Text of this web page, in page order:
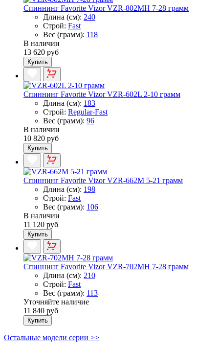
Спиннинг Favorite Vizor VZR-802MH 7-28 грамм
Длина (см): 240
Строй: Fast
Вес (грамм): 118
В наличии
13 620 руб
Купить
Спиннинг Favorite Vizor VZR-602L 2-10 грамм
Длина (см): 183
Строй: Regular-Fast
Вес (грамм): 96
В наличии
10 820 руб
Купить
Спиннинг Favorite Vizor VZR-662M 5-21 грамм
Длина (см): 198
Строй: Fast
Вес (грамм): 106
В наличии
11 120 руб
Купить
Спиннинг Favorite Vizor VZR-702MH 7-28 грамм
Длина (см): 210
Строй: Fast
Вес (грамм): 113
Уточняйте наличие
11 840 руб
Купить
Остальные модели серии >>